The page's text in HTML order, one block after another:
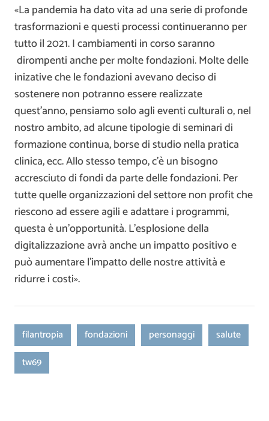
«La pandemia ha dato vita ad una serie di profonde
trasformazioni e questi processi continueranno per
tutto il 2021. I cambiamenti in corso saranno
dirompenti anche per molte fondazioni. Molte delle
inizative che le fondazioni avevano deciso di
sostenere non potranno essere realizzate
quest’anno, pensiamo solo agli eventi culturali o, nel
nostro ambito, ad alcune tipologie di seminari di
formazione continua, borse di studio nella pratica
clinica, ecc. Allo stesso tempo, c’è un bisogno
accresciuto di fondi da parte delle fondazioni. Per
tutte quelle organizzazioni del settore non profit che
riescono ad essere agili e adattare i programmi,
questa è un’opportunità. L’esplosione della
digitalizzazione avrà anche un impatto positivo e
può aumentare l’impatto delle nostre attività e
ridurre i costi».
filantropia fondazioni personaggi
salute
tw69